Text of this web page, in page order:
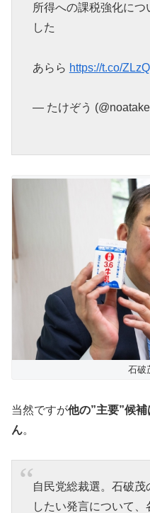
所得への課税強化に
した
あらら https://t.co/
— たけぞう
石破
当然ですが他の”主要”候
ん。
自民党総裁選。石破
したい発言について、